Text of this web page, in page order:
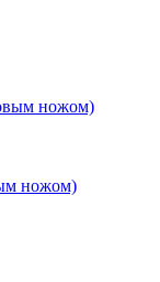
ножом)